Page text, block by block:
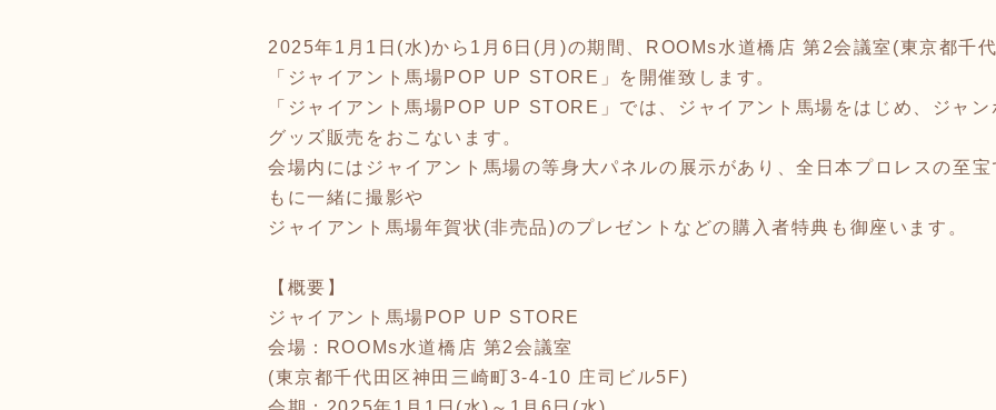
2025年1月1日(水)から1月6日(月)の期間、ROOMs水道橋店 第2会議室(東京都千
「ジャイアント馬場POP UP STORE」を開催致します。
「ジャイアント馬場POP UP STORE」では、ジャイアント馬場をはじめ、ジャ
グッズ販売をおこないます。
会場内にはジャイアント馬場の等身大パネルの展示があり、全日本プロレスの至
もに一緒に撮影や
ジャイアント馬場年賀状(非売品)のプレゼントなどの購入者特典も御座います。
【概要】
ジャイアント馬場POP UP STORE
会場：ROOMs水道橋店 第2会議室
(東京都千代田区神田三崎町3-4-10 庄司ビル5F)